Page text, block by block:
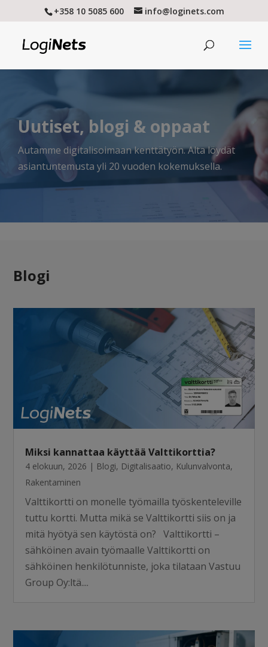
+358 10 5085 600 info@loginets.com
Uutiset, blogi & oppaat
Autamme digitalisoimaan kenttätyön. Alta löydät
asiantuntemusta yli 20 vuoden kokemuksella.
Blogi
Miksi kannattaa käyttää Valttikorttia?
4 elokuun, 2026 | Blogi, Digitalisaatio, Kulunvalvonta,
Rakentaminen
Valttikortti on monelle työmailla työskenteleville
tuttu kortti. Mutta mikä se Valttikortti siis on ja
mitä hyötyä sen käytöstä on? Valttikortti –
sähköinen avain työmaalle Valttikortti on
sähköinen henkilötunniste, joka tilataan Vastuu
Group Oy:ltä....